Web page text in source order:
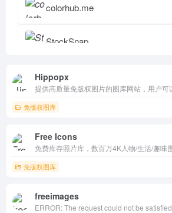
colorhub.me
StockSnap
Foter
Hippopx
免版权图库
Free Icons
免版权图库
freeimages
ERROR: The request could not be satisfied